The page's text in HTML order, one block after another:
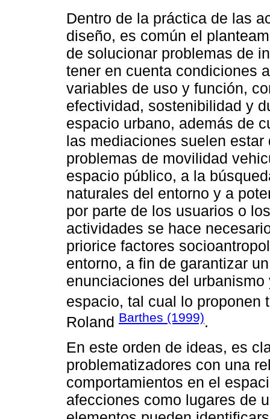
Dentro de la práctica de las
diseño, es común el
de solucionar problemas de
tener en cuenta condiciones
variables de uso y función,
efectividad, sostenibilidad y
espacio urbano, además de
las mediaciones suelen
problemas de movilidad
espacio público, a la
naturales del entorno y a
por parte de los usuarios o
actividades se hace
priorice factores
entorno, a fin de garantizar
enunciaciones del
espacio, tal cual lo
Roland Barthes (1999).
En este orden de ideas, es
problematizadores con una
comportamientos en el
afecciones como lugares de